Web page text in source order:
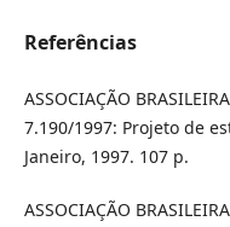
Referências
ASSOCIAÇÃO
7.190/1997: Projeto de
Janeiro, 1997. 107 p.
ASSOCIAÇÃO